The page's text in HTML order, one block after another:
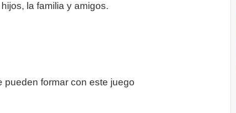
la familia y amigos.
pueden formar con este juego